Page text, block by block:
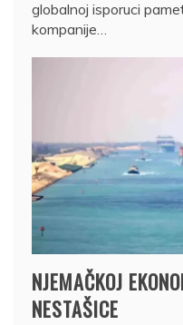
globalnoj isporuci
kompanije…
NJEMAČKOJ
NESTAŠICE